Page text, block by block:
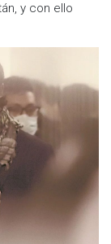
y con ello